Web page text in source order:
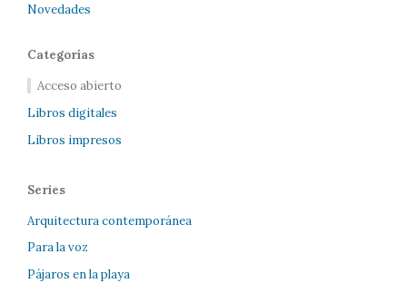
Novedades
Categorías
Acceso abierto
Libros digitales
Libros impresos
Series
Arquitectura contemporánea
Para la voz
Pájaros en la playa